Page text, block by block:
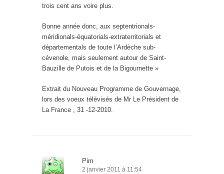
trois cent ans voire plus.
Bonne année donc, aux septentrionals-
méridionals-équatorials-extraterritorials et
départementals de toute l’Ardèche sub-
cévenole, mais seulement autour de Saint-
Bauzille de Putois et de la Bigournette »
Extrait du Nouveau Programme de Gouvernage,
lors des voeux télévisés de Mr Le Président de
La France , 31 -12-2010.
Pim
2 janvier 2011 à 11:54